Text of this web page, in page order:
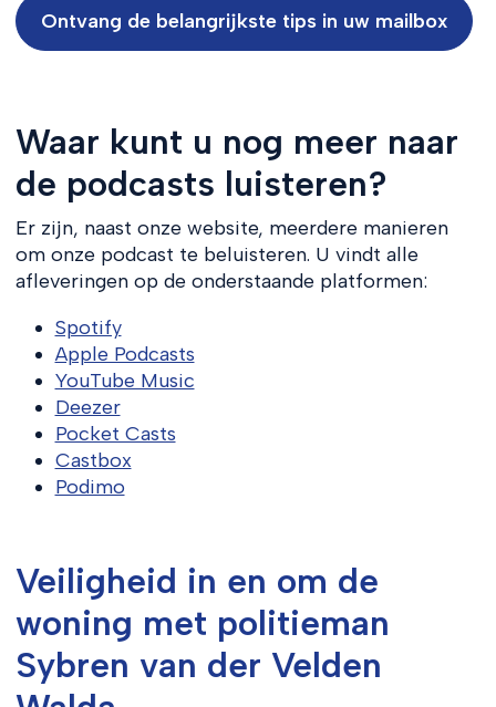
Ontvang de belangrijkste tips in uw mailbox
Waar kunt u nog meer naar
de podcasts luisteren?
Er zijn, naast onze website, meerdere manieren
om onze podcast te beluisteren. U vindt alle
afleveringen op de onderstaande platformen:
Spotify
Apple Podcasts
YouTube Music
Deezer
Pocket Casts
Castbox
Podimo
Veiligheid in en om de
woning met politieman
Sybren van der Velden